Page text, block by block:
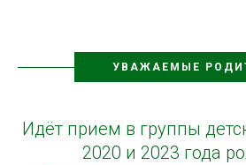
УВАЖАЕМЫЕ
Идёт прием в группы
2020 и 2023 года